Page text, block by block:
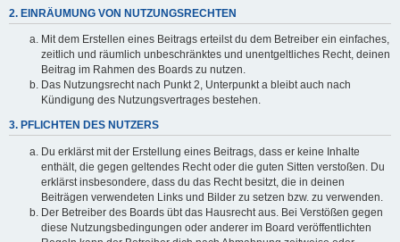
2. EINRÄUMUNG VON NUTZUNGSRECHTEN
Mit dem Erstellen eines Beitrags erteilst du dem Betreiber ein einfaches,
zeitlich und räumlich unbeschränktes und unentgeltliches Recht, deinen
Beitrag im Rahmen des Boards zu nutzen.
Das Nutzungsrecht nach Punkt 2, Unterpunkt a bleibt auch nach
Kündigung des Nutzungsvertrages bestehen.
3. PFLICHTEN DES NUTZERS
Du erklärst mit der Erstellung eines Beitrags, dass er keine Inhalte
enthält, die gegen geltendes Recht oder die guten Sitten verstoßen. Du
erklärst insbesondere, dass du das Recht besitzt, die in deinen
Beiträgen verwendeten Links und Bilder zu setzen bzw. zu verwenden.
Der Betreiber des Boards übt das Hausrecht aus. Bei Verstößen gegen
diese Nutzungsbedingungen oder anderer im Board veröffentlichten